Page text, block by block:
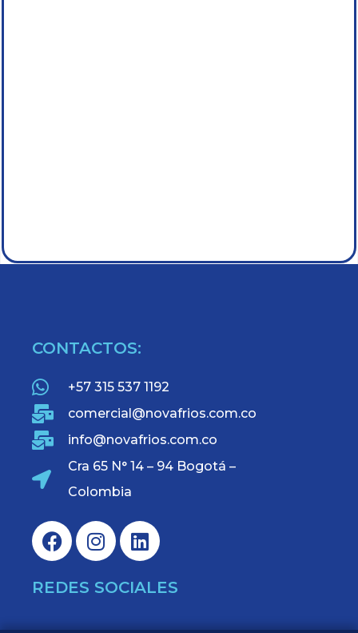
CONTACTOS:
+57 315 537 1192
comercial@novafrios.com.co
info@novafrios.com.co
Cra 65 N° 14 – 94 Bogotá –
Colombia
REDES SOCIALES